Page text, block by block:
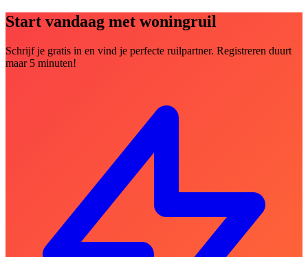
Start vandaag met woningruil
Schrijf je gratis in en vind je perfecte ruilpartner. Registreren duurt
maar 5 minuten!